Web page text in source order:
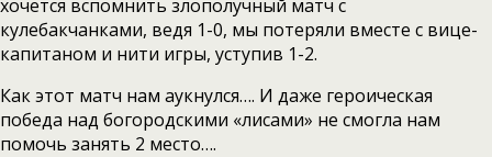
хочется вспомнить злополучный матч с
кулебакчанками, ведя 1-0, мы потеряли вместе с вице-
капитаном и нити игры, уступив 1-2.
Как этот матч нам аукнулся…. И даже героическая
победа над богородскими «лисами» не смогла нам
помочь занять 2 место….